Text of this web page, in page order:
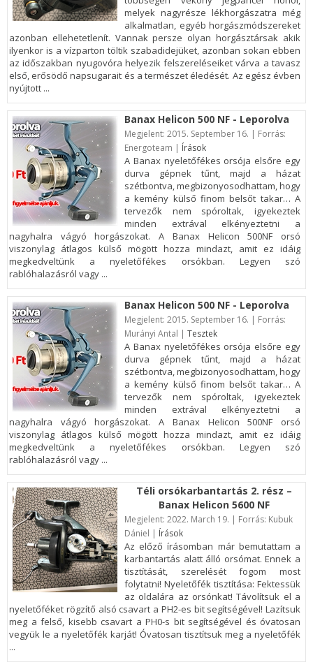
melyek nagyrésze lékhorgászatra még
alkalmatlan, egyéb horgászmódszereket
azonban ellehetetlenít. Vannak persze olyan horgásztársak akik
ilyenkor is a vízparton töltik szabadidejüket, azonban sokan ebben
az időszakban nyugovóra helyezik felszereléseiket várva a tavasz
első, erősödő napsugarait és a természet éledését. Az egész évben
nyújtott ...
Banax Helicon 500 NF - Leporolva
Megjelent: 2015. September 16. | Forrás:
Energoteam | Írások
A Banax nyeletőfékes orsója elsőre egy
durva gépnek tűnt, majd a házat
szétbontva, megbizonyosodhattam, hogy
a kemény külső finom belsőt takar… A
tervezők nem spóroltak, igyekeztek
minden extrával elkényeztetni a
nagyhalra vágyó horgászokat. A Banax Helicon 500NF orsó
viszonylag átlagos külső mögött hozza mindazt, amit ez idáig
megkedveltünk a nyeletőfékes orsókban. Legyen szó
rablóhalazásról vagy ...
Banax Helicon 500 NF - Leporolva
Megjelent: 2015. September 16. | Forrás:
Murányi Antal | Tesztek
A Banax nyeletőfékes orsója elsőre egy
durva gépnek tűnt, majd a házat
szétbontva, megbizonyosodhattam, hogy
a kemény külső finom belsőt takar… A
tervezők nem spóroltak, igyekeztek
minden extrával elkényeztetni a
nagyhalra vágyó horgászokat. A Banax Helicon 500NF orsó
viszonylag átlagos külső mögött hozza mindazt, amit ez idáig
megkedveltünk a nyeletőfékes orsókban. Legyen szó
rablóhalazásról vagy ...
Téli orsókarbantartás 2. rész –
Banax Helicon 5600 NF
Megjelent: 2022. March 19. | Forrás: Kubuk
Dániel | Írások
Az előző írásomban már bemutattam a
karbantartás alatt álló orsómat. Ennek a
tisztítását, szerelését fogom most
folytatni! Nyeletőfék tisztítása: Fektessük
az oldalára az orsónkat! Távolítsuk el a
nyeletőféket rögzítő alsó csavart a PH2-es bit segítségével! Lazítsuk
meg a felső, kisebb csavart a PH0-s bit segítségével és óvatosan
vegyük le a nyeletőfék karját! Óvatosan tisztítsuk meg a nyeletőfék
...